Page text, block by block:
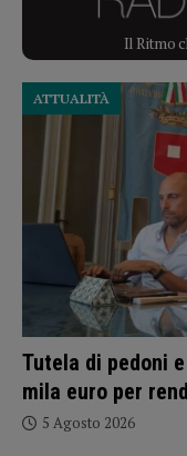
Il Ritmo
Tutela di pedoni
mila euro per
ATTUALITÀ
5 Agosto 2026